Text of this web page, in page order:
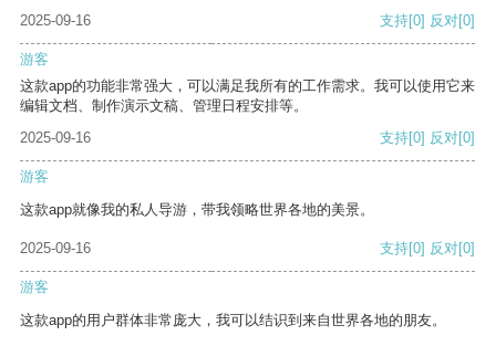
2025-09-16
支持[0] 反对[0]
游客
这款app的功能非常强大，可以满足我所有的工作需求。我可以使用它来
编辑文档、制作演示文稿、管理日程安排等。
2025-09-16
支持[0] 反对[0]
游客
这款app就像我的私人导游，带我领略世界各地的美景。
2025-09-16 支持[0] 反对[0]
游客
这款app的用户群体非常庞大，我可以结识到来自世界各地的朋友。